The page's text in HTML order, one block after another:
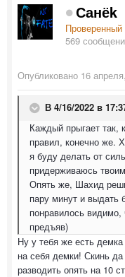
Санёk
Проверенный
569
Опубликовано 16
В 4/16/2022 в
Каждый прыгает так,
правил, конечно же.
я буду делать от
придерживаюсь
Опять же, Шахид
пару минут и выдать
понравилось видимо,
предъяв)
Ну у тебя же есть
на себя демки! Скинь
разводить опять на 10